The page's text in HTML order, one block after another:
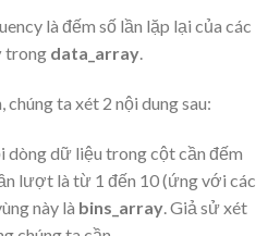
là đếm số lần lặp lại của các
trong data_array.
ta xét 2 nội dung sau:
dòng dữ liệu trong cột cần đếm
lượt là từ 1 đến 10 (ứng với các
này là bins_array. Giả sử xét